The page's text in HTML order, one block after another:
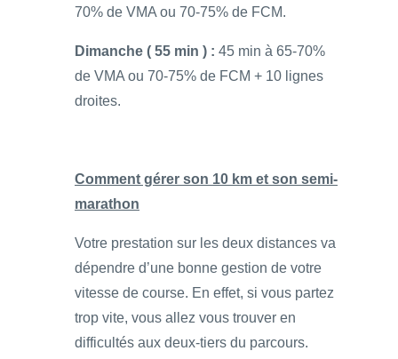
70% de VMA ou 70-75% de FCM.
Dimanche ( 55 min ) : 45 min à 65-70%
de VMA ou 70-75% de FCM + 10 lignes
droites.
Comment gérer son 10 km et son semi-
marathon
Votre prestation sur les deux distances va
dépendre d’une bonne gestion de votre
vitesse de course. En effet, si vous partez
trop vite, vous allez vous trouver en
difficultés aux deux-tiers du parcours.